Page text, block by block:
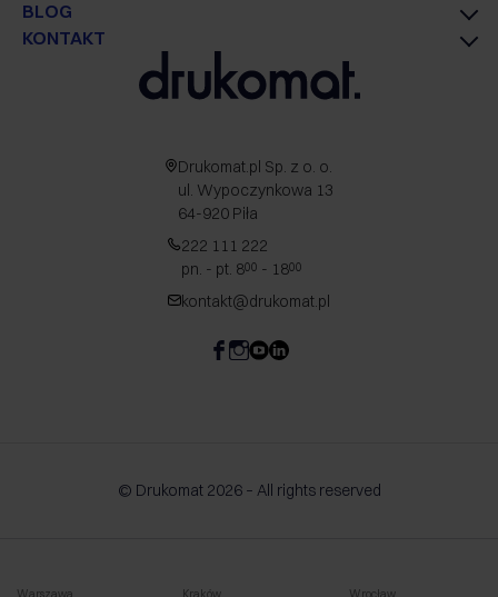
BLOG
KONTAKT
Drukomat.pl Sp. z o. o.
ul. Wypoczynkowa 13
64-920 Piła
222 111 222
pn. - pt. 800 - 1800
kontakt@drukomat.pl
© Drukomat 2026 – All rights reserved